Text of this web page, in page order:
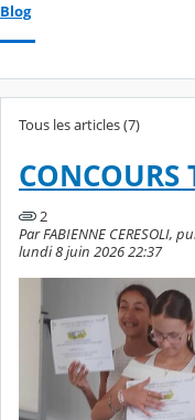
Blog
Tous les articles (7)
CONCOURS
2
Par FABIENNE CERESOLI,
lundi 8 juin 2026 22:37